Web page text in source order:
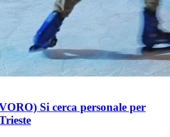
Si cerca personale per